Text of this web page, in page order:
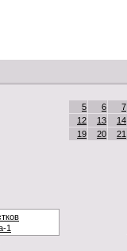
5 6 7
12
13 14
19
20 21